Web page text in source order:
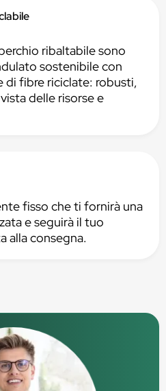
ribaltabile sono
sostenibile con
di fibre riciclate: robusti,
delle risorse e
fisso che ti fornirà una
e seguirà il tuo
alla consegna.